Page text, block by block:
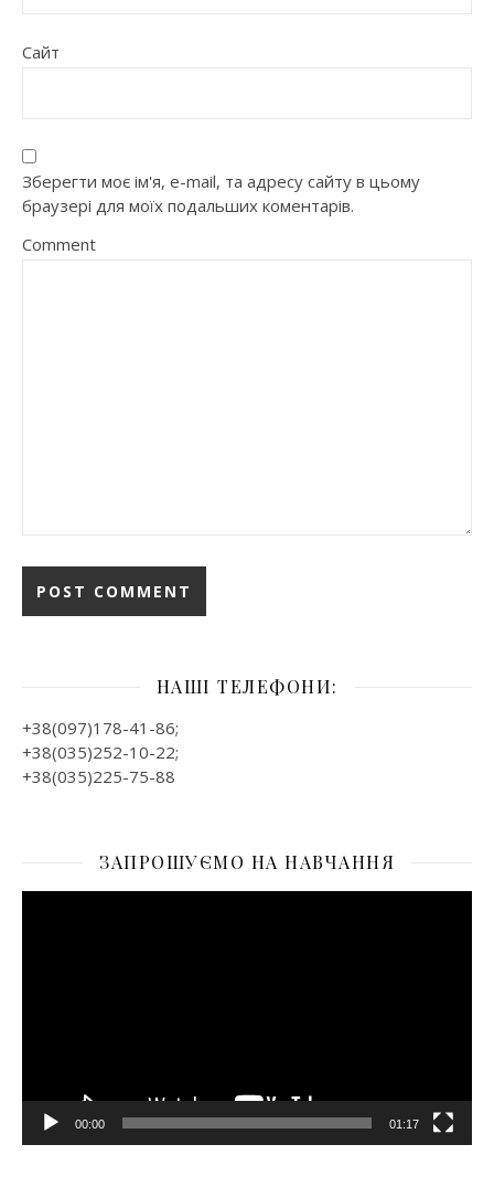
Сайт
Зберегти моє ім'я, e-mail, та адресу сайту в цьому
браузері для моїх подальших коментарів.
Comment
НАШІ ТЕЛЕФОНИ:
+38(097)178-41-86;
+38(035)252-10-22;
+38(035)225-75-88
ЗАПРОШУЄМО НА НАВЧАННЯ
00:00 01:17